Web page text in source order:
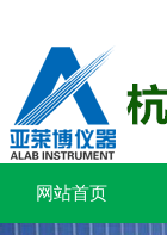
网站首页